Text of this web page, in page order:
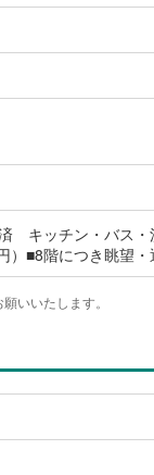
キッチン・バス・
）■8階につき眺望
いいたします。